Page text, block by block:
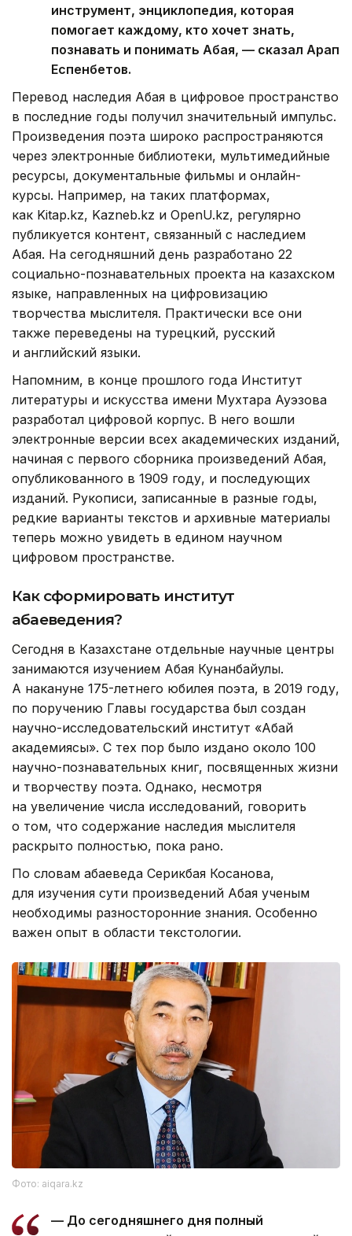
инструмент, энциклопедия, которая
помогает каждому, кто хочет знать,
познавать и понимать Абая, — сказал Арап
Еспенбетов.
Перевод наследия Абая в цифровое пространство
в последние годы получил значительный импульс.
Произведения поэта широко распространяются
через электронные библиотеки, мультимедийные
ресурсы, документальные фильмы и онлайн-
курсы. Например, на таких платформах,
как Kitap.kz, Kazneb.kz и OpenU.kz, регулярно
публикуется контент, связанный с наследием
Абая. На сегодняшний день разработано 22
социально-познавательных проекта на казахском
языке, направленных на цифровизацию
творчества мыслителя. Практически все они
также переведены на турецкий, русский
и английский языки.
Напомним, в конце прошлого года Институт
литературы и искусства имени Мухтара Ауэзова
разработал цифровой корпус. В него вошли
электронные версии всех академических изданий,
начиная с первого сборника произведений Абая,
опубликованного в 1909 году, и последующих
изданий. Рукописи, записанные в разные годы,
редкие варианты текстов и архивные материалы
теперь можно увидеть в едином научном
цифровом пространстве.
Как сформировать институт
абаеведения?
Сегодня в Казахстане отдельные научные центры
занимаются изучением Абая Кунанбайулы.
А накануне 175-летнего юбилея поэта, в 2019 году,
по поручению Главы государства был создан
научно-исследовательский институт «Абай
академиясы». С тех пор было издано около 100
научно-познавательных книг, посвященных жизни
и творчеству поэта. Однако, несмотря
на увеличение числа исследований, говорить
о том, что содержание наследия мыслителя
раскрыто полностью, пока рано.
По словам абаеведа Серикбая Косанова,
для изучения сути произведений Абая ученым
необходимы разносторонние знания. Особенно
важен опыт в области текстологии.
Фото: aiqara.kz
— До сегодняшнего дня полный